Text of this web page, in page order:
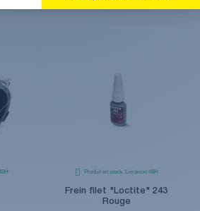
Produit en stock. Livraison 48H
Frein filet "Loctite" 243
Rouge